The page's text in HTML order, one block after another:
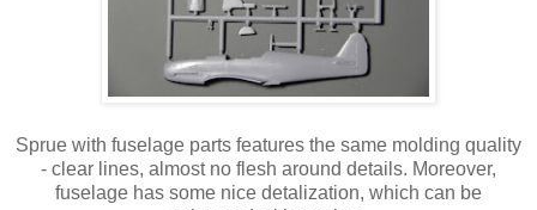
Sprue with fuselage parts features the same molding quality
- clear lines, almost no flesh around details. Moreover,
fuselage has some nice detalization, which can be